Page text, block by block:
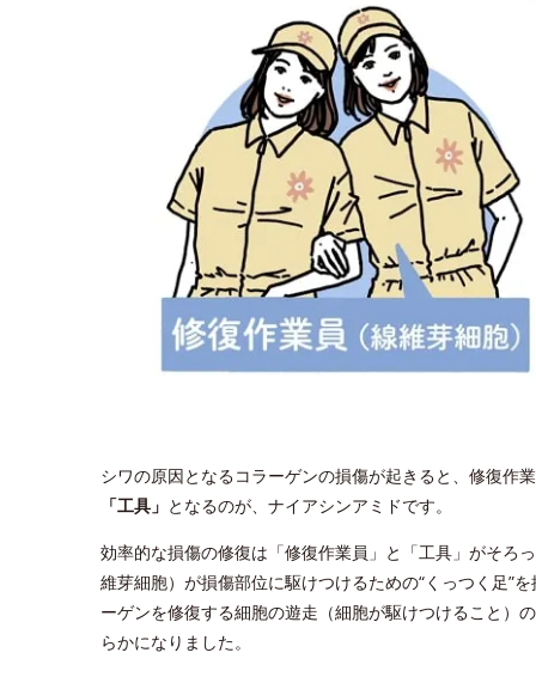
シワの原因となるコラーゲンの損傷が起きると、修復作
「工具」 となるのが、ナイアシンアミドです。
効率的な損傷の修復は「修復作業員」と「工具」がそろ
維芽細胞）が損傷部位に駆けつけるための“くっつく足”
ーゲンを修復する細胞の遊走（細胞が駆けつけること）
らかになりました。